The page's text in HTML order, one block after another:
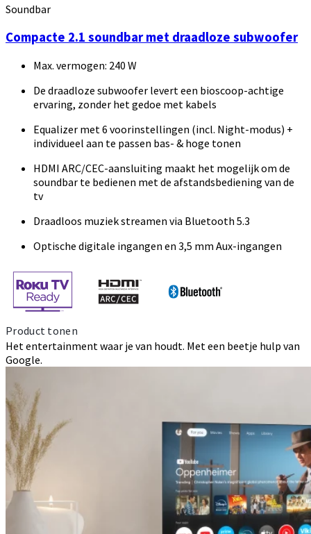
Soundbar
Compacte 2.1 soundbar met draadloze subwoofer
Max. vermogen: 240 W
De draadloze subwoofer levert een bioscoop-achtige
ervaring, zonder het gedoe met kabels
Equalizer met 6 voorinstellingen (incl. Night-modus) +
individueel aan te passen bas- & hoge tonen
HDMI ARC/CEC-aansluiting maakt het mogelijk om de
soundbar te bedienen met de afstandsbediening van de
tv
Draadloos muziek streamen via Bluetooth 5.3
Optische digitale ingangen en 3,5 mm Aux-ingangen
Product tonen
Het entertainment waar je van houdt. Met een beetje hulp van
Google.